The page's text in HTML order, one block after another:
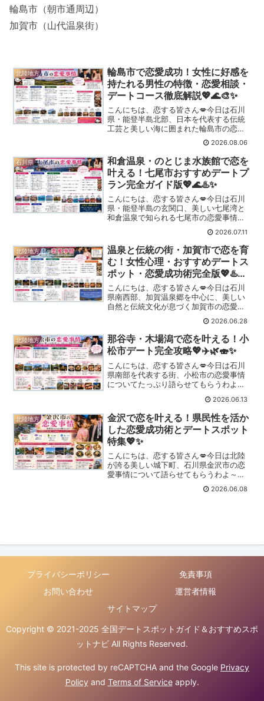
輪島市（朝市通周辺）
加賀市（山代温泉街）
北陸地方
輪島市で恋愛成功！女性に好感を
持たれる男性の特徴・恋愛相談・
デートコース徹底解説💖🌊🎨✨
こんにちは、恋する皆さん💋今日は石川
県・能登半島北部、日本を代表する伝統
工芸と美しい海に囲まれた輪島市の恋愛
事情について、たっぷり語らせてもらう
わよ～✨輪島市と聞くと、🌊白米千枚田
🎨輪島塗🌅輪島朝市⛩️總持寺祖院🐟新鮮
な能登の海の幸そんなイ...
2026.08.06
石川県
和倉温泉・のとじま水族館で恋を
叶える！七尾市おすすめデートプ
ラン完全ガイド版💖🌊♨️✨
こんにちは、恋する皆さん💋今日は石川
県・能登半島の玄関口、美しい七尾湾と
和倉温泉で知られる七尾市の恋愛事情に
ついてたっぷり語らせてもらうわよ～✨
七尾市と聞くと、♨️和倉温泉🌊七尾湾🚢
能登島🐬のとじま水族館🦀能登の海の幸
そんなイメージを持つ方...
2026.07.11
北陸地方
温泉と伝統の街・加賀市で恋を育
む！女性心理・おすすめデートス
ポット・恋愛成功術完全版💖♨️🍵
✨
こんにちは、恋する皆さん💋今日は石川
県南西部、加賀温泉郷を中心に、美しい
自然と伝統文化が息づく加賀市の恋愛事
情についてたっぷり語らせてもらうわよ
～✨加賀市と聞くと、♨️山代温泉♨️山中温
泉♨️片山津温泉🌉鶴仙渓🍵九谷焼そんな
イメージを持つ方...
2026.06.28
北陸地方
那谷寺・木場潟で恋を叶える！小
松市デート完全攻略💖✈️🌿🍣✨
こんにちは、恋する皆さん💋今日は石川
県南部を代表する街、小松市の恋愛事情
についてたっぷり語らせてもらうわよ～
🌿那谷寺⛰️白山の自然🍣北陸グルメそん
なイメージを持つ方も多いんじゃないか
しら？実は小松市っ...
2026.06.13
北陸地方
金沢で恋を叶える！県民性を活か
した恋愛成功術とデートスポット
特集💖✨
こんにちは、恋する皆さん💋今日は北陸
が誇る美しい城下町、石川県金沢市の恋
愛事情について語らせてもらうわよ～💄
✨金沢と聞くと、🏯兼六園🍣新鮮な海の
幸🎨伝統工芸🌸情緒ある街並みそんなイ
2026.06.08
プライバシーポリシー
免責事項
お問い合わせ
運営者情報
サイトマップ
Copyright © 2021-2025 全国デートスポットガイド＆おすすめスポ
ットナビ All Rights Reserved.
This site is protected by reCAPTCHA and the Google Privacy
Policy and Terms of Serviceapply.